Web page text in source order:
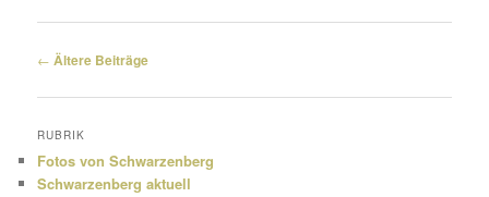
Beitragsnavigation
← Ältere Beiträge
RUBRIK
Fotos von Schwarzenberg
Schwarzenberg aktuell